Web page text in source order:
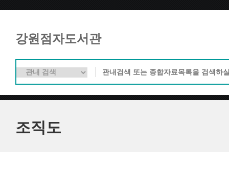
강원점자도서관
조직도